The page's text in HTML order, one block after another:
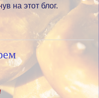
на этот блог.